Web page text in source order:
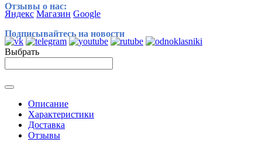
Отзывы о нас:
Яндекс Магазин Google
Подписывайтесь на новости
Выбрать
Описание
Характеристики
Доставка
Отзывы